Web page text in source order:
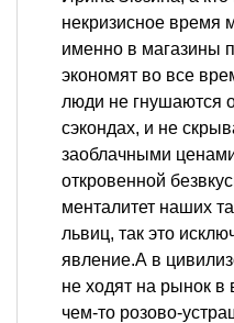
некризисное время
именно в магазины
экономят во все
люди не гнушаются
сэкондах, и не
заоблачными
откровенной
менталитет наших
львиц, так это
явление.А в
не ходят на рынок в
чем-то розово-